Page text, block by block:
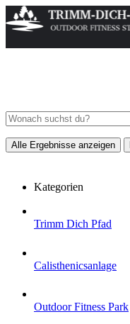
Alle Ergebnisse anzeigen
Kategorien
Trimm Dich Pfad
Calisthenicsanlage
Outdoor Fitness Park